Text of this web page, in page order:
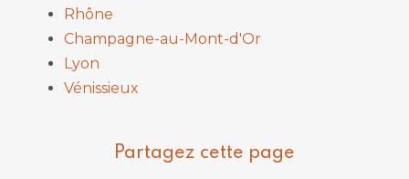
Rhône
Champagne-au-Mont-d'Or
Lyon
Vénissieux